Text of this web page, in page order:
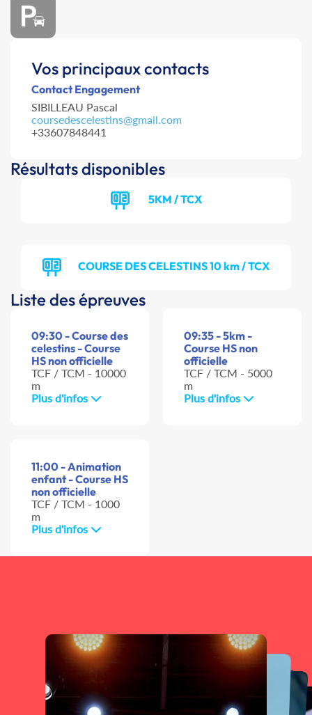
Vos principaux contacts
Contact Engagement
SIBILLEAU Pascal
coursedescelestins@gmail.com
+33607848441
Résultats disponibles
5KM / TCX
COURSE DES CELESTINS 10 km / TCX
Liste des épreuves
09:30 - Course des
celestins - Course
HS non officielle
TCF / TCM - 10000
m
Plus d'infos
09:35 - 5km -
Course HS non
officielle
TCF / TCM - 5000
m
Plus d'infos
11:00 - Animation
enfant - Course HS
non officielle
TCF / TCM - 1000
m
Plus d'infos